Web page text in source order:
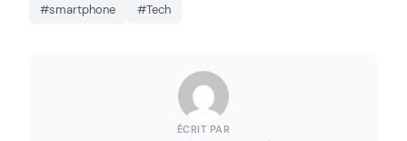
#smartphone #Tech
ÉCRIT PAR